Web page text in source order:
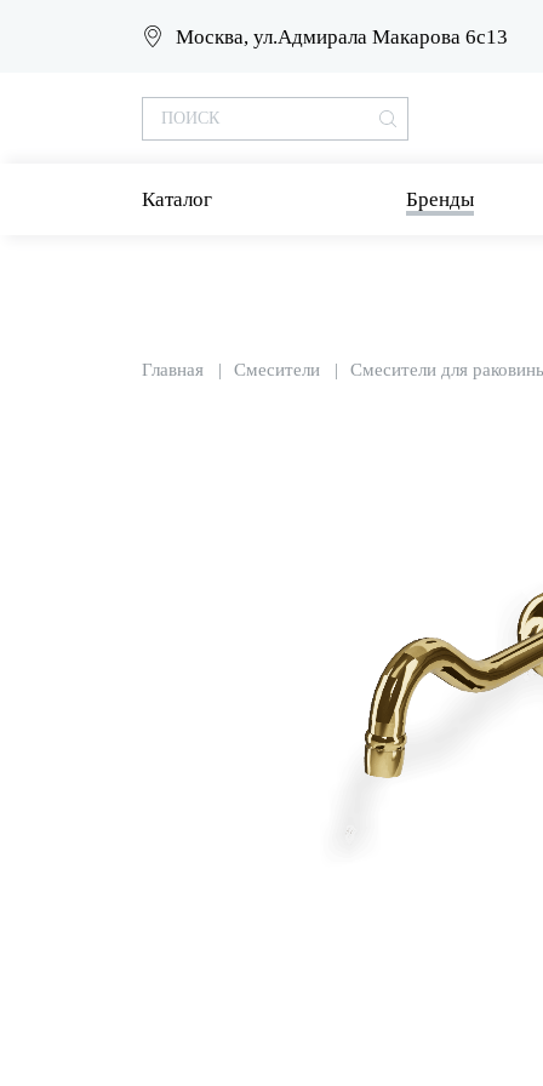
Москва, ул.Адмирала Макарова 6с13
Каталог Бренды
Главная Смесители Смесители для